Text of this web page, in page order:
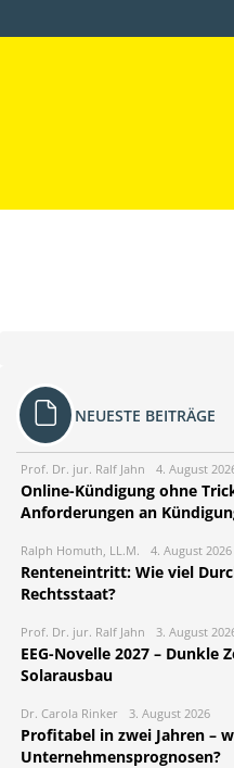
NEUESTE BEITRÄGE
Prof. Dr. jur. Ralf Jahn 4. August
Online-Kündigung ohne
Anforderungen an
Ralph Homuth, LL.M. 4. August 2026
Renteneintritt: Wie viel
Rechtsstaat?
Prof. Dr. jur. Ralf Jahn 3. August
EEG-Novelle 2027 – Dunkle
Solarausbau
Dr. Carola Rinker 3. August 2026
Profitabel in zwei Jahren –
Unternehmensprognosen?